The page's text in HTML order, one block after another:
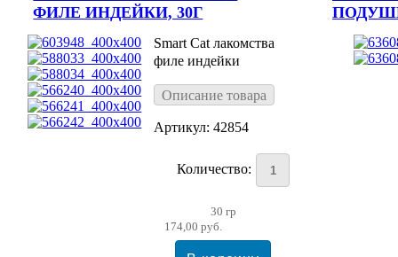
ФИЛЕ ИНДЕЙКИ, 30Г
Smart Cat лакомства
филе индейки
Описание товара
Артикул: 42854
Количество:
30 гр
174,00 руб.